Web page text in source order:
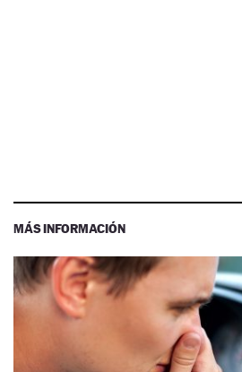
MÁS INFORMACIÓN